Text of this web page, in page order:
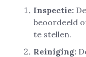
Inspectie:
beoordeeld
te stellen.
Reiniging: